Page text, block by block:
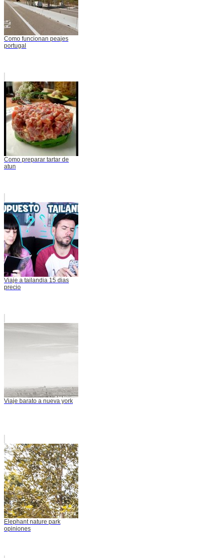
Como funcionan peajes
portugal
Como preparar tartar de
atun
Viaje a tailandia 15 dias
precio
Viaje barato a nueva york
Elephant nature park
opiniones